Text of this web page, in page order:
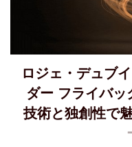
ロジェ・デュブ
ダー フライバッ
技術と独創性で